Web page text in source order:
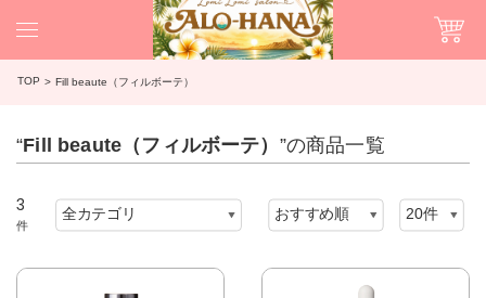
TOP Fill beaute（フィルボーテ）
“Fill beaute（フィルボーテ） ”の商品一覧
3
件